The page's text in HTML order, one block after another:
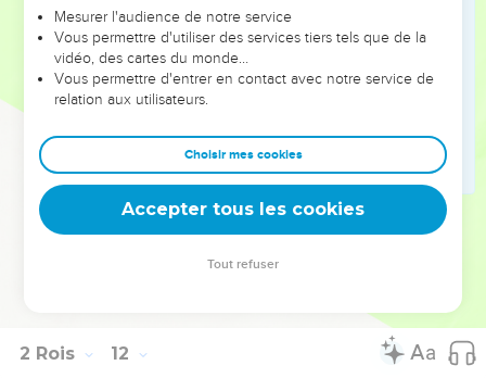
démolirent, brisèrent entièrement ses autels et ses statues,
et ils tuèrent Matthan, le prêtre de Baal, devant les autels. Le
prêtre Jehojada établit des surveillants chargés de la maison
de l'Eternel.
Il prit les chefs de centaines, les Kéréthiens et les gardes,
ainsi que tout le peuple du pays, et ils firent descendre le roi
de la maison de l'Eternel. Ils entrèrent dans le palais royal par
la porte des gardes et Joas s'assit sur le trône royal.
2 Rois 12
Mesurer l'audience de notre service
Vous permettre d'utiliser des services tiers tels que de la
vidéo, des cartes du monde…
Vous permettre d'entrer en contact avec notre service de
relation aux utilisateurs.
Choisir mes cookies
Accepter tous les cookies
Tout refuser